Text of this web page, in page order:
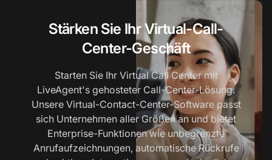
Stärken Sie Ihr Virtual-Call-
Center-Geschäft
Starten Sie Ihr Virtual Call Center mit
LiveAgent's gehosteter Call-Center-Lösung.
Unsere Virtual-Contact-Center-Software passt
sich Unternehmen aller Größen an und bietet
Enterprise-Funktionen wie unbegrenzte
Anrufaufzeichnungen, automatische Rückrufe